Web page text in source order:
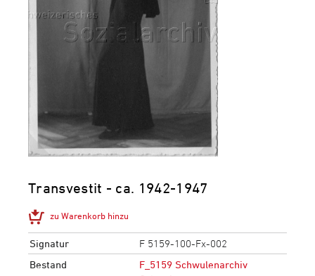
Transvestit - ca. 1942-1947
zu Warenkorb hinzu
Signatur
F 5159-100-Fx-002
Bestand
F_5159 Schwulenarchiv